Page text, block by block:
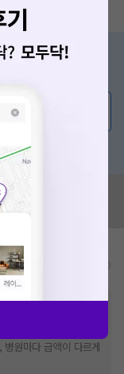
나요?
보러가기
비급여/급여 진료란?
이할 수 있으니, 정확
원마다 금액이 다르게